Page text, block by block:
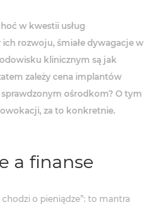
w kwestii usług
rozwoju, śmiałe dywagacje w
klinicznym są jak
zależy cena implantów
ośrodkom? O tym
za to konkretnie.
a finanse
o pieniądze”: to mantra